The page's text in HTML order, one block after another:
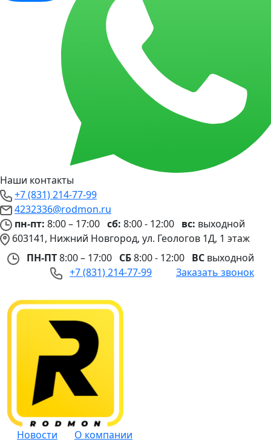
Наши контакты
+7 (831) 214-77-99
4232336@rodmon.ru
пн-пт: 8:00 – 17:00 сб: 8:00 - 12:00 вс: выходной
603141, Нижний Новгород, ул. Геологов 1Д, 1 этаж
ПН-ПТ8:00 – 17:00 СБ8:00 - 12:00 ВС выходной
+7 (831) 214-77-99
Заказать звонок
Новости
О компании